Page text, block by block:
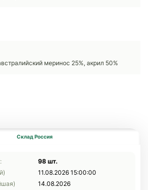
меринос 25%, акрил 50%
Склад Россия
98 шт.
11.08.2026 15:00:00
14.08.2026